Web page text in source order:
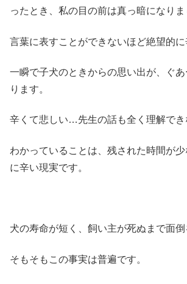
ったとき、私の目の前は真っ暗になりま
言葉に表すことができないほど絶望的に
一瞬で子犬のときからの思い出が、ぐ
ります。
辛くて悲しい…先生の話も全く理解で
わかっていることは、残された時間が
に辛い現実です。
犬の寿命が短く、飼い主が死ぬまで面倒
そもそもこの事実は普遍です。